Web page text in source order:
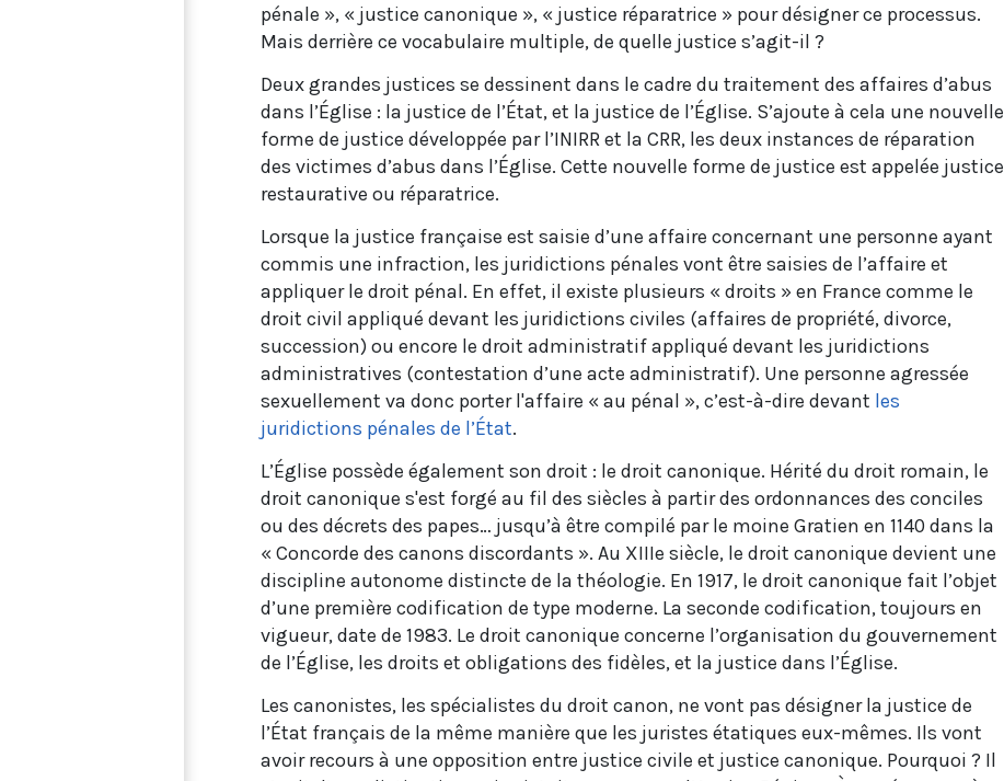
pénale », « justice canonique », « justice réparatrice » pour désigner ce processus.
Mais derrière ce vocabulaire multiple, de quelle justice s’agit-il ?
Deux grandes justices se dessinent dans le cadre du traitement des affaires d’abus
dans l’Église : la justice de l’État, et la justice de l’Église. S’ajoute à cela une nouvelle
forme de justice développée par l’INIRR et la CRR, les deux instances de réparation
des victimes d’abus dans l’Église. Cette nouvelle forme de justice est appelée justice
restaurative ou réparatrice.
Lorsque la justice française est saisie d’une affaire concernant une personne ayant
commis une infraction, les juridictions pénales vont être saisies de l’affaire et
appliquer le droit pénal. En effet, il existe plusieurs « droits » en France comme le
droit civil appliqué devant les juridictions civiles (affaires de propriété, divorce,
succession) ou encore le droit administratif appliqué devant les juridictions
administratives (contestation d’une acte administratif). Une personne agressée
sexuellement va donc porter l'affaire « au pénal », c’est-à-dire devant les
juridictions pénales de l’État.
L’Église possède également son droit : le droit canonique. Hérité du droit romain, le
droit canonique s'est forgé au fil des siècles à partir des ordonnances des conciles
ou des décrets des papes… jusqu’à être compilé par le moine Gratien en 1140 dans la
« Concorde des canons discordants ». Au XIIIe siècle, le droit canonique devient une
discipline autonome distincte de la théologie. En 1917, le droit canonique fait l’objet
d’une première codification de type moderne. La seconde codification, toujours en
vigueur, date de 1983. Le droit canonique concerne l’organisation du gouvernement
de l’Église, les droits et obligations des fidèles, et la justice dans l’Église.
Les canonistes, les spécialistes du droit canon, ne vont pas désigner la justice de
l’État français de la même manière que les juristes étatiques eux-mêmes. Ils vont
avoir recours à une opposition entre justice civile et justice canonique. Pourquoi ? Il